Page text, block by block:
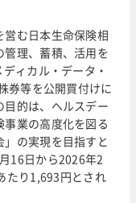
む日本生命保険相
理、蓄積、活用を
ィカル・データ・
券等を公開買付けに
目的は、ヘルスデー
業の高度化を図る
の実現を目指すと
16日から2026年2
たり1,693円とされ